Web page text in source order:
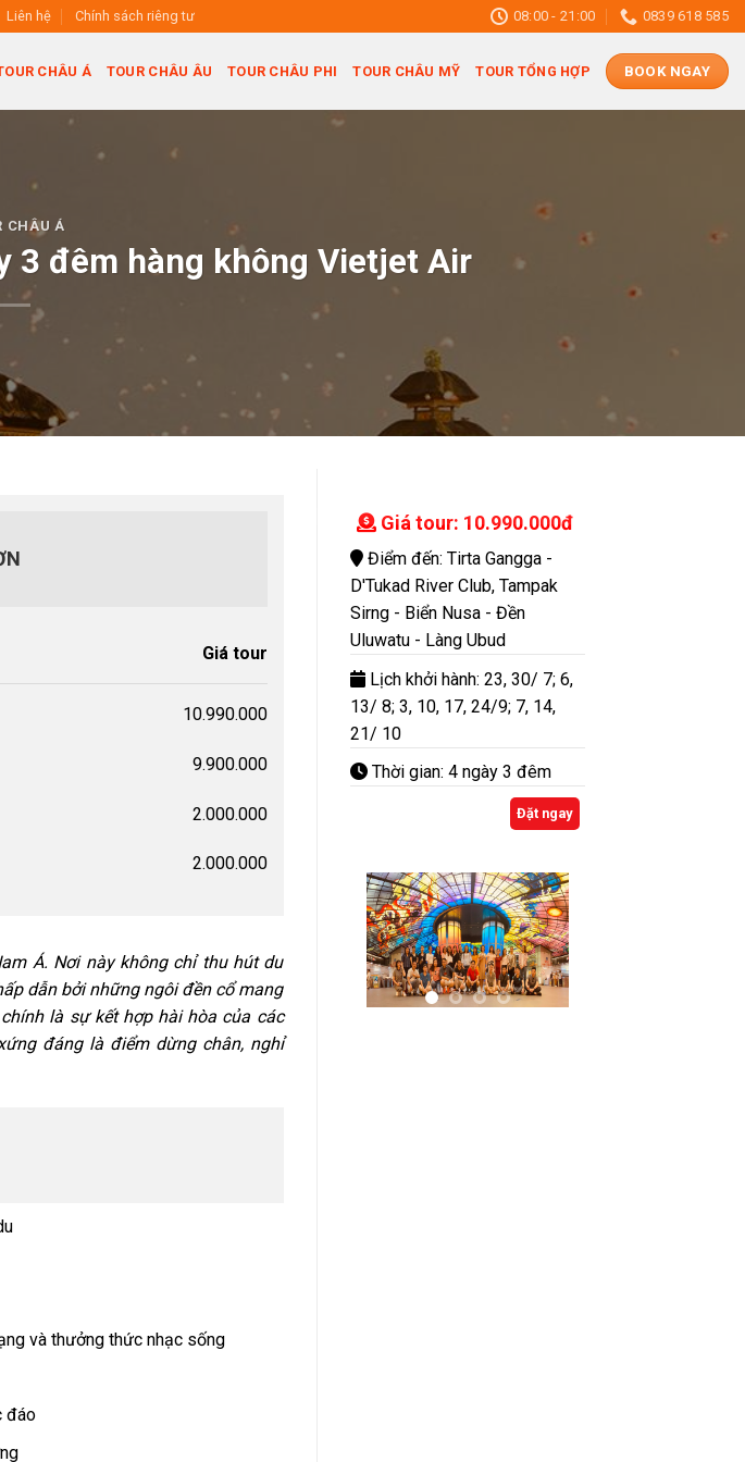
Liên hệ Chính sách riêng tư 08:00 - 21:00 0839 618 585
CHÂU Á TOUR CHÂU ÂU TOUR CHÂU PHI TOUR CHÂU MỸ TOUR TỔNG HỢP BOOK NGAY
CHÂU Á
3 đêm hàng không Vietjet Air
Giá tour
10.990.000
9.900.000
2.000.000
2.000.000
Á. Nơi này không chỉ thu hút du
dẫn bởi những ngôi đền cổ mang
là sự kết hợp hài hòa của các
đáng là điểm dừng chân, nghỉ
và thưởng thức nhạc sống
đáo
Giá tour: 10.990.000đ
Điểm đến: Tirta Gangga -
D'Tukad River Club, Tampak
Sirng - Biển Nusa - Đền
Uluwatu - Làng Ubud
Lịch khởi hành: 23, 30/ 7; 6,
13/ 8; 3, 10, 17, 24/9; 7, 14,
21/ 10
Thời gian: 4 ngày 3 đêm
Đặt ngay